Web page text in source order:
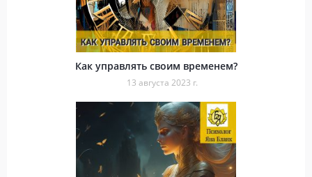
Как управлять своим временем?
13 августа 2023 г.